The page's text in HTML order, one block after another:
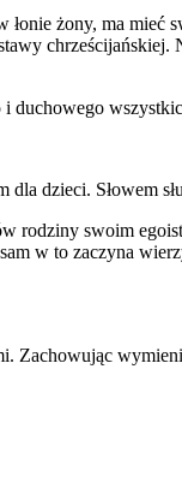
żony, ma
duchowego
dzieci. Słowem
rodziny swoim
w to zaczyna
Zachowując